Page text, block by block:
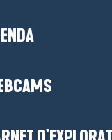
Les loueurs de
Guérande vous